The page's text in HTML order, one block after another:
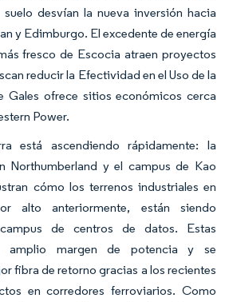
desvían la nueva inversión hacia
y Edimburgo. El excedente de energía
fresco de Escocia atraen proyectos
reducir la Efectividad en el Uso de la
Gales ofrece sitios económicos cerca
Power.
está ascendiendo rápidamente: la
Northumberland y el campus de Kao
cómo los terrenos industriales en
alto anteriormente, están siendo
de centros de datos. Estas
amplio margen de potencia y se
fibra de retorno gracias a los recientes
en corredores ferroviarios. Como